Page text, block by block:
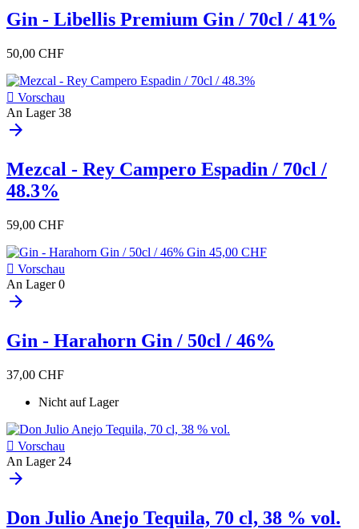
Gin - Libellis Premium Gin / 70cl / 41%
50,00 CHF
 Vorschau
An Lager 38
arrow_forward
Mezcal - Rey Campero Espadin / 70cl /
48.3%
59,00 CHF
 Vorschau
An Lager 0
arrow_forward
Gin - Harahorn Gin / 50cl / 46%
37,00 CHF
Nicht auf Lager
 Vorschau
An Lager 24
arrow_forward
Don Julio Anejo Tequila, 70 cl, 38 % vol.